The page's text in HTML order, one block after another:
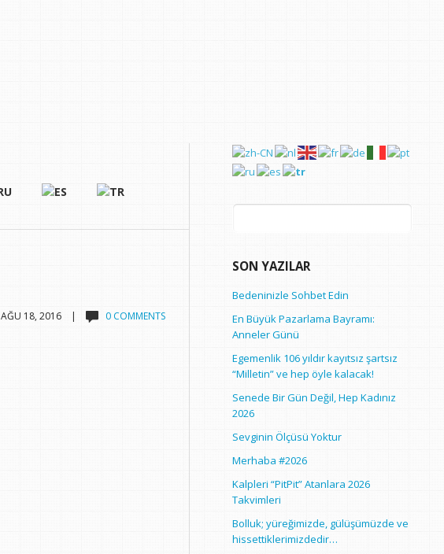
AĞU 18, 2016 | 0 COMMENTS
Arama:
SON YAZILAR
Bedeninizle Sohbet Edin
En Büyük Pazarlama Bayramı:
Anneler Günü
Egemenlik 106 yıldır kayıtsız şartsız
“Milletin” ve hep öyle kalacak!
Senede Bir Gün Değil, Hep Kadınız
2026
Sevginin Ölçüsü Yoktur
Merhaba #2026
Kalpleri “PitPit” Atanlara 2026
Takvimleri
Bolluk; yüreğimizde, gülüşümüzde ve
hissettiklerimizdedir…